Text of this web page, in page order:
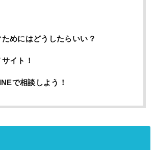
めにはどうしたらいい？
イト！
で相談しよう！